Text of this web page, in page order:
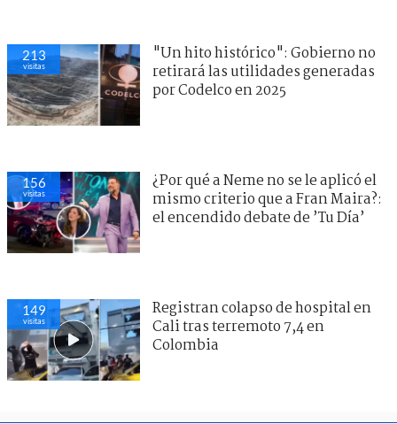
213
visitas
"Un hito histórico": Gobierno no
retirará las utilidades generadas
por Codelco en 2025
156
visitas
¿Por qué a Neme no se le aplicó el
mismo criterio que a Fran Maira?:
el encendido debate de ’Tu Día’
149
visitas
Registran colapso de hospital en
Cali tras terremoto 7,4 en
Colombia